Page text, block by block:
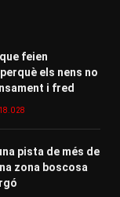
feien
els nens no
i fred
18.028
pista de més de
zona boscosa